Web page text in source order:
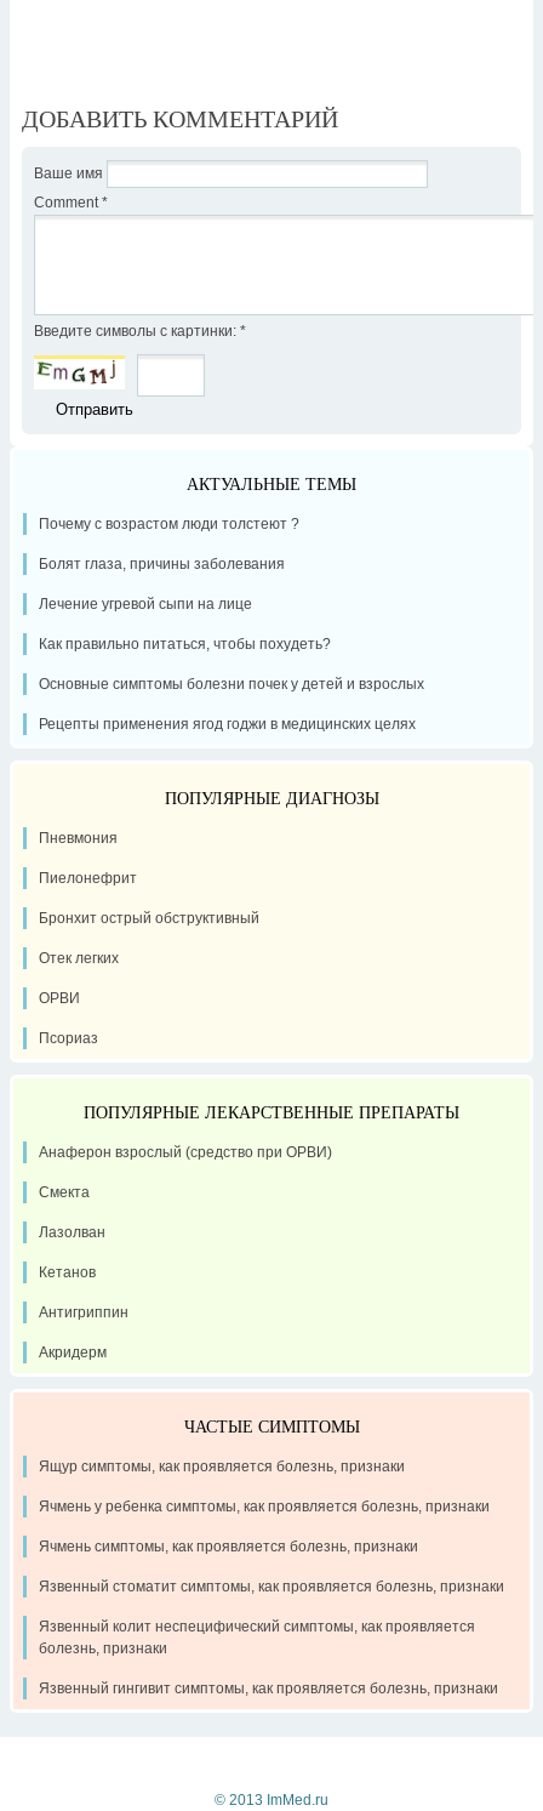
ДОБАВИТЬ КОММЕНТАРИЙ
Ваше имя
Comment *
Введите символы с картинки: *
АКТУАЛЬНЫЕ ТЕМЫ
Почему с возрастом люди толстеют ?
Болят глаза, причины заболевания
Лечение угревой сыпи на лице
Как правильно питаться, чтобы похудеть?
Основные симптомы болезни почек у детей и взрослых
Рецепты применения ягод годжи в медицинских целях
ПОПУЛЯРНЫЕ ДИАГНОЗЫ
Пневмония
Пиелонефрит
Бронхит острый обструктивный
Отек легких
ОРВИ
Псориаз
ПОПУЛЯРНЫЕ ЛЕКАРСТВЕННЫЕ ПРЕПАРАТЫ
Анаферон взрослый (средство при ОРВИ)
Смекта
Лазолван
Кетанов
Антигриппин
Акридерм
ЧАСТЫЕ СИМПТОМЫ
Ящур симптомы, как проявляется болезнь, признаки
Ячмень у ребенка симптомы, как проявляется болезнь, признаки
Ячмень симптомы, как проявляется болезнь, признаки
Язвенный стоматит симптомы, как проявляется болезнь, признаки
Язвенный колит неспецифический симптомы, как проявляется
болезнь, признаки
Язвенный гингивит симптомы, как проявляется болезнь, признаки
© 2013 ImMed.ru